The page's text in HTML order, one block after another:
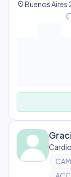
location_onBuenos Aires